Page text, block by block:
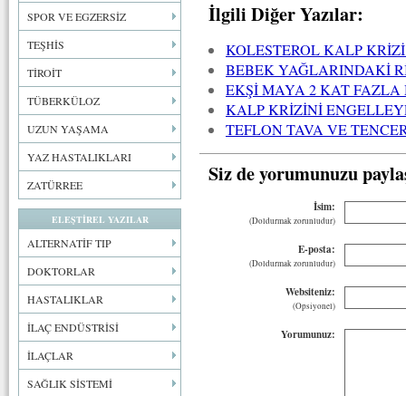
SPOR VE EGZERSİZ
TEŞHİS
TİROİT
TÜBERKÜLOZ
UZUN YAŞAMA
YAZ HASTALIKLARI
ZATÜRREE
ELEŞTİREL YAZILAR
ALTERNATİF TIP
DOKTORLAR
HASTALIKLAR
İLAÇ ENDÜSTRİSİ
İLAÇLAR
SAĞLIK SİSTEMİ
İlgili Diğer Yazılar:
KOLESTEROL KALP
BEBEK YAĞLARINDAKİ
EKŞİ MAYA 2 KAT
KALP KRİZİNİ
TEFLON TAVA VE
Siz de yorumunuzu
İsim:
(Doldurmak zorunludur)
E-posta:
(Doldurmak zorunludur)
Websiteniz:
(Opsiyonel)
Yorumunuz: